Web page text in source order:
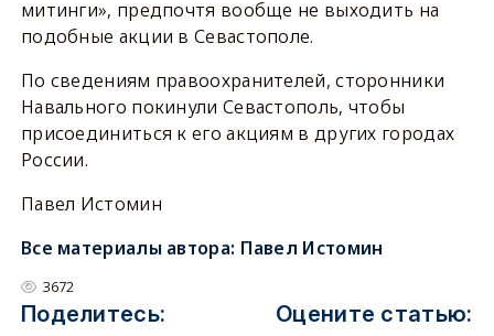
митинги», предпочтя вообще не выходить на
подобные акции в Севастополе.
По сведениям правоохранителей, сторонники
Навального покинули Севастополь, чтобы
присоединиться к его акциям в других городах
России.
Павел Истомин
Все материалы автора: Павел Истомин
3672
Поделитесь: Оцените статью: